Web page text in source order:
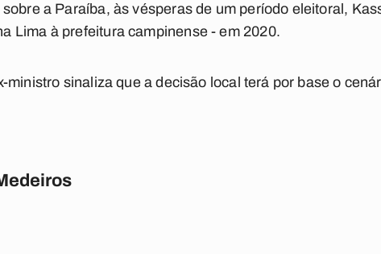
a Paraíba, às vésperas de um período eleitoral,
Lima à prefeitura campinense - em 2020.
ministro sinaliza que a decisão local terá por base o